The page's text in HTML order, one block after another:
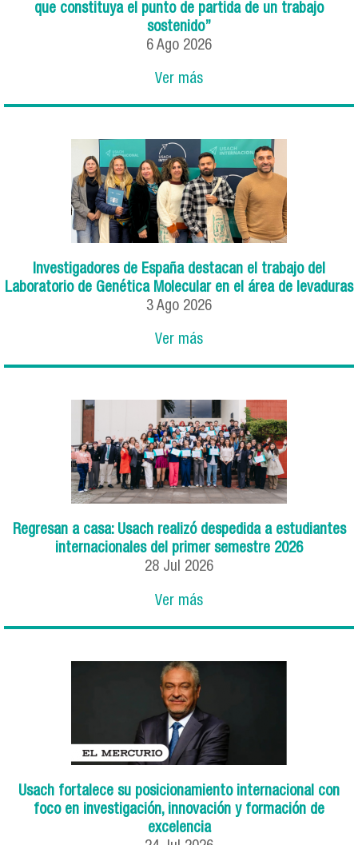
que constituya el punto de partida de un trabajo
sostenido”
6 Ago 2026
Ver más
Investigadores de España destacan el trabajo del
Laboratorio de Genética Molecular en el área de levaduras
3 Ago 2026
Ver más
Regresan a casa: Usach realizó despedida a estudiantes
internacionales del primer semestre 2026
28 Jul 2026
Ver más
Usach fortalece su posicionamiento internacional con
foco en investigación, innovación y formación de
excelencia